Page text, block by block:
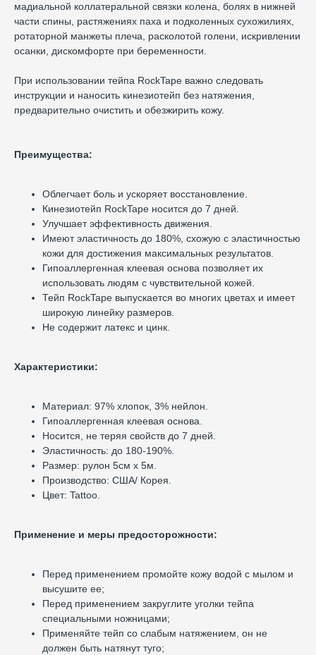
мадиальной коллатеральной связки колена, болях в нижней
части спины, растяжениях паха и подколенных сухожилиях,
ротаторной манжеты плеча, расколотой голени, искривлении
осанки, дискомфорте при беременности.
При использовании тейпа RockTape важно следовать
инструкции и наносить кинезиотейп без натяжения,
предварительно очистить и обезжирить кожу.
Преимущества:
Облегчает боль и ускоряет восстановление.
Кинезиотейп RockTape носится до 7 дней.
Улучшает эффективность движения.
Имеют эластичность до 180%, схожую с эластичностью
кожи для достижения максимальных результатов.
Гипоаллергенная клеевая основа позволяет их
использовать людям с чувствительной кожей.
Тейп RockTape выпускается во многих цветах и имеет
широкую линейку размеров.
Не содержит латекс и цинк.
Характеристики:
Материал: 97% хлопок, 3% нейлон.
Гипоаллергенная клеевая основа.
Носится, не теряя свойств до 7 дней.
Эластичность: до 180-190%.
Размер: рулон 5см х 5м.
Производство: США/ Корея.
Цвет: Tattoo.
Применение и меры предосторожности:
Перед применением промойте кожу водой с мылом и
высушите ее;
Перед применением закруглите уголки тейпа
специальными ножницами;
Применяйте тейп со слабым натяжением, он не
должен быть натянут туго;